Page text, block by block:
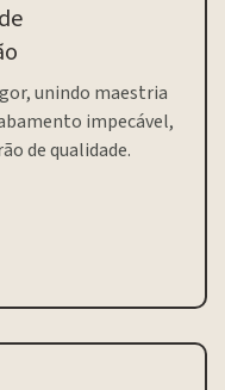
unindo maestria
impecável,
de qualidade.